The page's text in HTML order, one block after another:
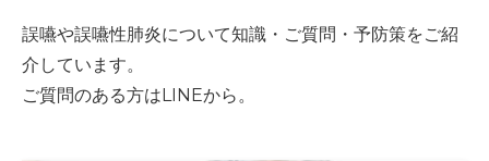
誤嚥や誤嚥性肺炎について知識・ご質問・予防策をご紹
介しています。
ご質問のある方はLINEから。